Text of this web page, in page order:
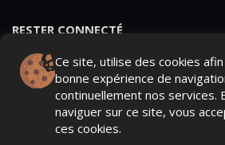
Ce site, utilise des cookies
bonne expérience de
continuellement nos services.
naviguer sur ce site, vous
ces cookies.
RESTER CONNECTÉ
- Page d'accueil